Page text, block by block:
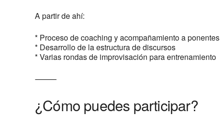
A partir de ahí:
* Proceso de coaching y acompañamiento a ponentes
* Desarrollo de la estructura de discursos
* Varias rondas de improvisación para entrenamiento
⸻
¿Cómo puedes participar?